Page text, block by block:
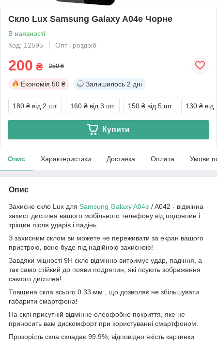
Скло Lux Samsung Galaxy A04e Чорне
В наявності
Код: 12595
Опт і роздріб
200 ₴ 250 ₴
Економія 50 ₴ Залишилось 2 дні
180 ₴ від 2 шт. 160 ₴ від 3 шт. 150 ₴ від 5 шт. 130 ₴ від
Купити
Опис Характеристики Доставка Оплата Умови
Опис
Захисне скло Lux для Samsung Galaxy A04e / A042 - відмінна
захист дисплея вашого мобільного телефону від подряпин і
тріщин після ударів і падінь.
З захисним склом ви можете не переживати за екран вашого
пристрою, воно буде під надійною захисною!
Завдяки міцності 9Н скло відмінно витримує удар, падіння, а
так само стійкий до появи подряпин, які псують зображення
самого дисплея!
Товщина скла всього 0.33 мм , що дозволяє не збільшувати
габарити смартфона!
На склі присутній відмінне олеофобне покриття, яке не
приносить вам дискомфорт при користуванні смартфоном.
Прозорість скла складає 99.9%, відповідно якість картинки